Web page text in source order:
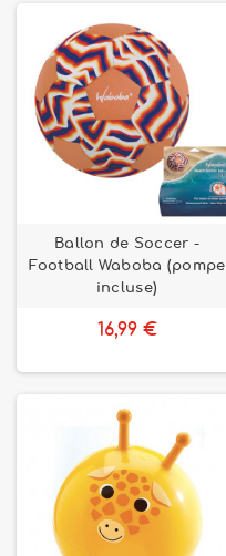
Ballon de Soccer -
Football Waboba (pompe
incluse)
16,99 €